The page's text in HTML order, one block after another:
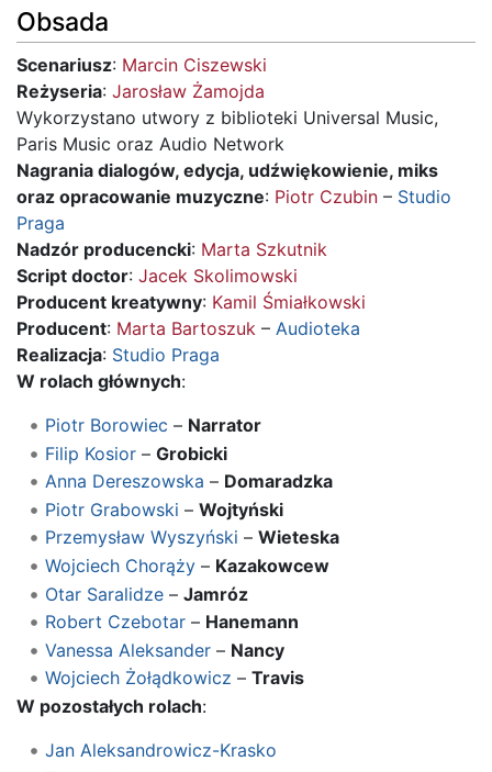
Obsada
Scenariusz: Marcin Ciszewski
Reżyseria: Jarosław Żamojda
Wykorzystano utwory z biblioteki Universal Music,
Paris Music oraz Audio Network
Nagrania dialogów, edycja, udźwiękowienie, miks
oraz opracowanie muzyczne: Piotr Czubin – Studio
Praga
Nadzór producencki: Marta Szkutnik
Script doctor: Jacek Skolimowski
Producent kreatywny: Kamil Śmiałkowski
Producent: Marta Bartoszuk – Audioteka
Realizacja: Studio Praga
W rolach głównych:
Piotr Borowiec – Narrator
Filip Kosior– Grobicki
Anna Dereszowska – Domaradzka
Piotr Grabowski – Wojtyński
Przemysław Wyszyński – Wieteska
Wojciech Chorąży– Kazakowcew
Otar Saralidze– Jamróz
Robert Czebotar– Hanemann
Vanessa Aleksander– Nancy
Wojciech Żołądkowicz – Travis
W pozostałych rolach:
Jan Aleksandrowicz-Krasko